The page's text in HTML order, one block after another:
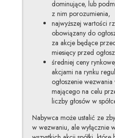
dominujące, lub
z nim porozumienia,
najwyższej wartości
obowiązany do
za akcje będące
miesięcy przed
średniej ceny
akcjami na rynku
ogłoszenie
mającego na celu
liczby głosów w
Nabywca może ustalić ze
w wezwaniu, ale wyłącznie